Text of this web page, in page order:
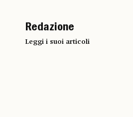
Redazione
Leggi i suoi articoli